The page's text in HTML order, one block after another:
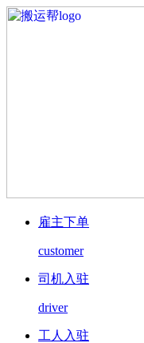
雇主下单
customer
司机入驻
driver
工人入驻